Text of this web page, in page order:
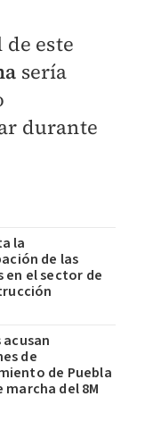
este
sería
durante
la
de las
en el sector de
acusan
de
de Puebla
del 8M